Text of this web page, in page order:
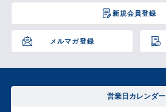
新規会員登録
メルマガ登録
営業日カレンダー